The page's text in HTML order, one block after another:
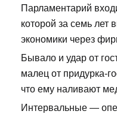
Парламентарий
которой за семь лет
экономики через
Бывало и удар от
малец от придурка-
что ему наливают
Интервальные —